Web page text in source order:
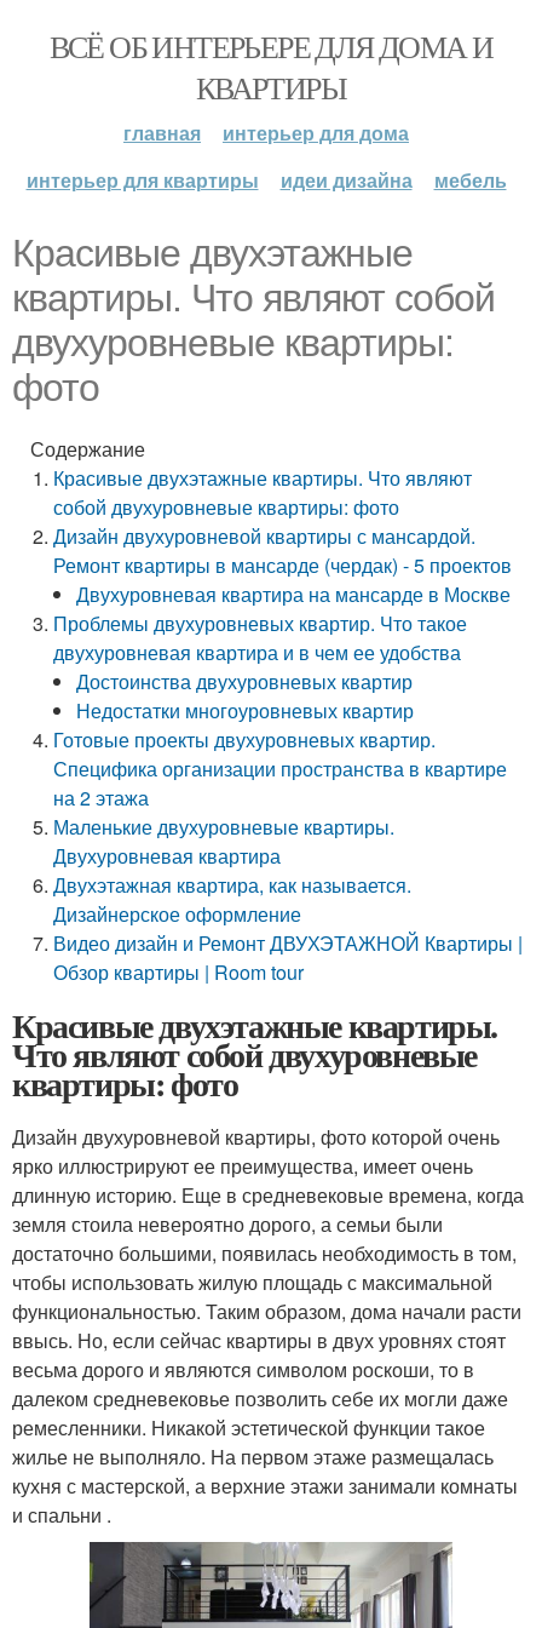
ВСЁ ОБ ИНТЕРЬЕРЕ ДЛЯ ДОМА И
КВАРТИРЫ
главная
интерьер для дома
интерьер для квартиры
идеи дизайна мебель
Красивые двухэтажные
квартиры. Что являют собой
двухуровневые квартиры:
фото
Содержание
Красивые двухэтажные квартиры. Что являют
собой двухуровневые квартиры: фото
Дизайн двухуровневой квартиры с мансардой.
Ремонт квартиры в мансарде (чердак) - 5 проектов
Двухуровневая квартира на мансарде в Москве
Проблемы двухуровневых квартир. Что такое
двухуровневая квартира и в чем ее удобства
Достоинства двухуровневых квартир
Недостатки многоуровневых квартир
Готовые проекты двухуровневых квартир.
Специфика организации пространства в квартире
на 2 этажа
Маленькие двухуровневые квартиры.
Двухуровневая квартира
Двухэтажная квартира, как называется.
Дизайнерское оформление
Видео дизайн и Ремонт ДВУХЭТАЖНОЙ Квартиры |
Обзор квартиры | Room tour
Красивые двухэтажные квартиры.
Что являют собой двухуровневые
квартиры: фото
Дизайн двухуровневой квартиры, фото которой очень
ярко иллюстрируют ее преимущества, имеет очень
длинную историю. Еще в средневековые времена, когда
земля стоила невероятно дорого, а семьи были
достаточно большими, появилась необходимость в том,
чтобы использовать жилую площадь с максимальной
функциональностью. Таким образом, дома начали расти
ввысь. Но, если сейчас квартиры в двух уровнях стоят
весьма дорого и являются символом роскоши, то в
далеком средневековье позволить себе их могли даже
ремесленники. Никакой эстетической функции такое
жилье не выполняло. На первом этаже размещалась
кухня с мастерской, а верхние этажи занимали комнаты
и спальни .